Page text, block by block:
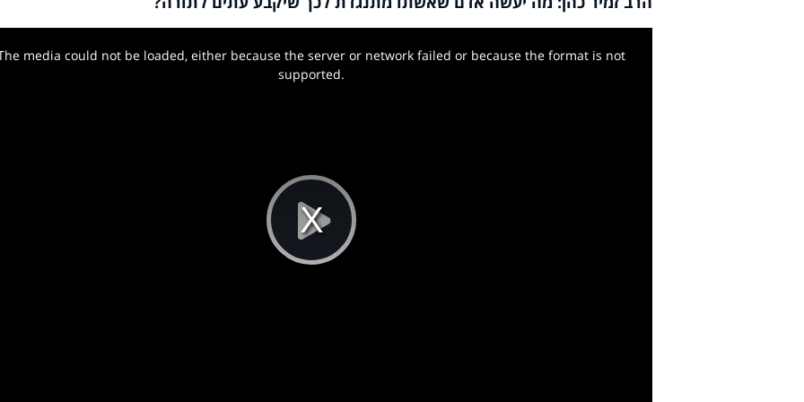
Play
media could not be loaded, either because the server or network failed or because the format is not
supported.